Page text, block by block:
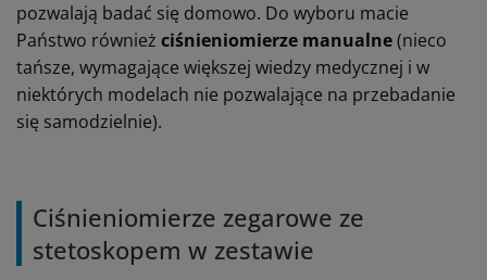
pozwalają badać się domowo. Do wyboru macie
Państwo również ciśnieniomierze manualne(nieco
tańsze, wymagające większej wiedzy medycznej i w
niektórych modelach nie pozwalające na przebadanie
się samodzielnie).
Ciśnieniomierze zegarowe ze
stetoskopem w zestawie